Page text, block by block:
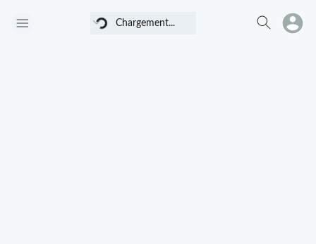
Chargement... Chargement...